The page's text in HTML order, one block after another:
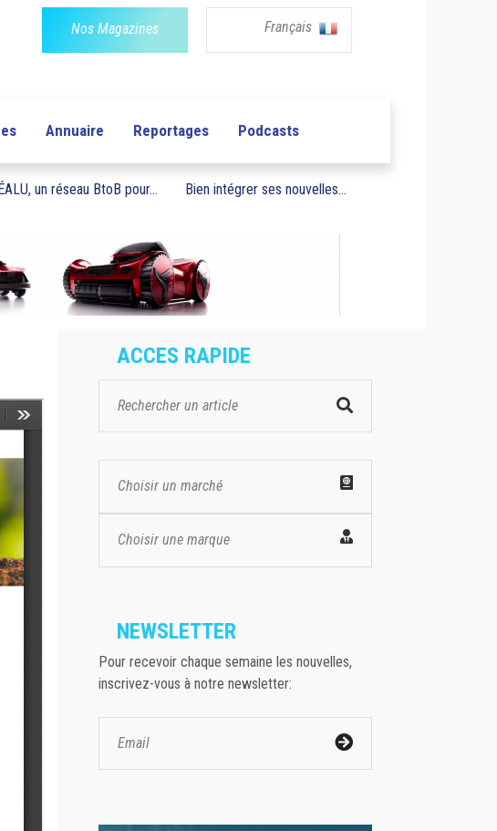
Nos Magazines Français
Annuaire Reportages Podcasts
un réseau BtoB pour... Bien intégrer ses nouvelles...
ACCES RAPIDE
Choisir un marché
Choisir une marque
NEWSLETTER
Pour recevoir chaque semaine les nouvelles,
inscrivez-vous à notre newsletter: